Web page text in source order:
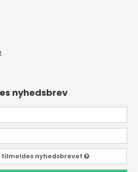
nyhedsbrev
tilmeldes nyhedsbrevet